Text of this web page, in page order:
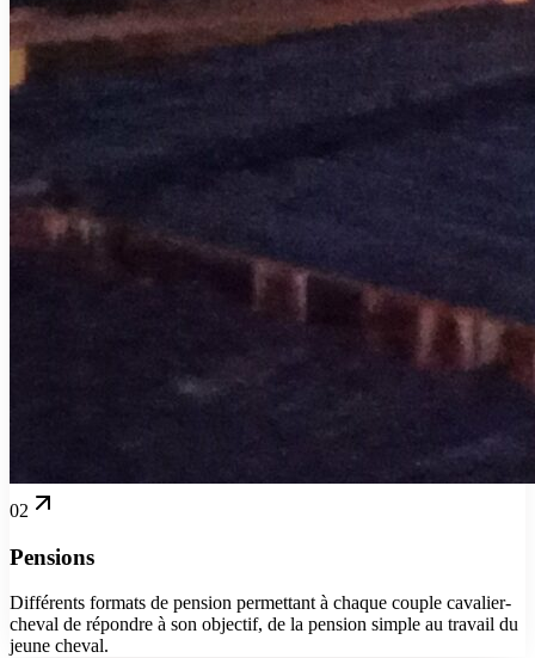
02
Pensions
Différents formats de pension permettant à chaque couple cavalier-
cheval de répondre à son objectif, de la pension simple au travail du
jeune cheval.